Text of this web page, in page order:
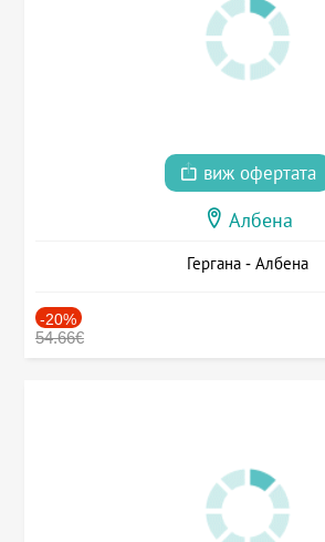
виж офертата
Албена
Гергана - Албена
-20%
54.66€